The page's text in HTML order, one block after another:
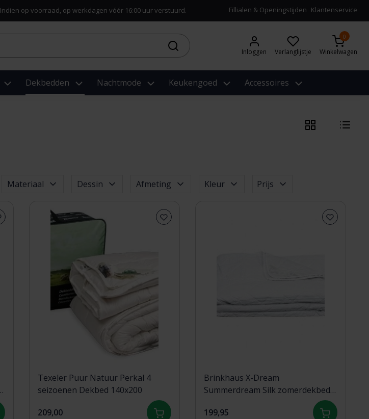
Indien op voorraad, op werkdagen vóór 16:00 uur verstuurd. Fillialen & Openingstijden Klantenservice
Inloggen Verlanglijstje
0
Winkelwagen
Dekbedden Nachtmode Keukengoed Accessoires
Materiaal Dessin Afmeting Kleur Prijs
Texeler Puur Natuur Perkal 4
seizoenen Dekbed 140x200
209,00
Brinkhaus X-Dream
Summerdream Silk zomerdekbed
199,95